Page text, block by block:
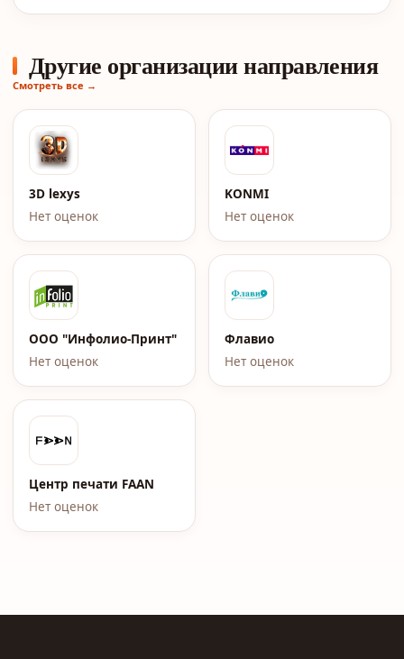
Другие организации направления
Смотреть все →
3D lexys
Нет оценок
KONMI
Нет оценок
ООО "Инфолио-Принт"
Нет оценок
Флавио
Нет оценок
Центр печати FAAN
Нет оценок